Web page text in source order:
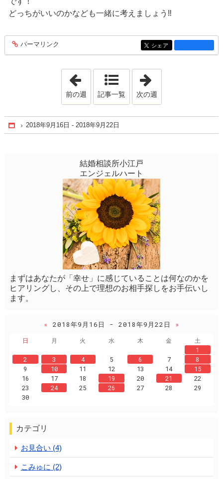
どっちがいいのかなども一緒に考えましょう‼️
entry1375
パーマリンク entry1375
シェア
「2018年9月 9日 - 2018年9月15日」
前の週 記事一覧 次の週
Home
2018年9月16日 - 2018年9月22日
結婚相談所小江戸
エンジェルハート
まずはあなたが「幸せ」に感じていることは何なのかを
ヒアリングし、その上で理想のお相手探しをお手伝いし
ます。
« 2018年9月16日 - 2018年9月22日
»
日
月 火 水 木 金
土
1
2
3 4 5 6 7
8
9
10 11 12 13 14
15
16
17 18 19 20 21
22
23
24 25 26 27 28
29
30
カテゴリ
お見合い (4)
こみゅに (2)